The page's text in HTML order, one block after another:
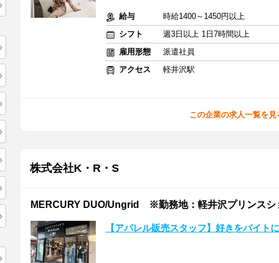
給与
時給1400～1450円以上
シフト
週3日以上 1日7時間以上
雇用形態
派遣社員
アクセス
軽井沢駅
この企業の求人一覧を見
株式会社K・R・S
MERCURY DUO/Ungrid ※勤務地：軽井沢プリンスシ
【アパレル販売スタッフ】好きをバイ